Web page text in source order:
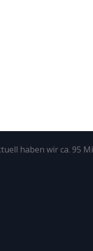
haben wir ca. 95